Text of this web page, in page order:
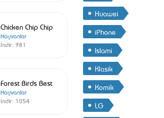
Chicken Chip Chip
Hayvanlar
İndir: 781
Forest Birds Best
Hayvanlar
İndir: 1054
Huawei
iPhone
Islami
Klasik
Komik
LG